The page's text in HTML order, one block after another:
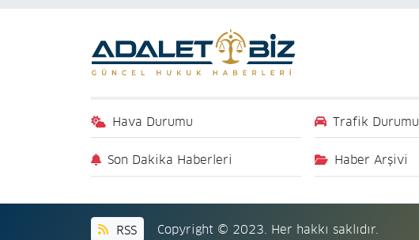
Hava Durumu Trafik Durumu
Son Dakika Haberleri Haber Arşivi
RSS Copyright © 2023. Her hakkı saklıdır.